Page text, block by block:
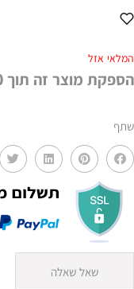
המלאי אזל
הספקת מוצר זה תוך 10 ימי עבודה
שתף
שאל שאלה